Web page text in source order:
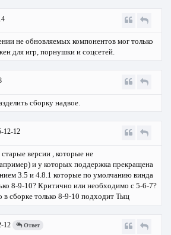
не обновляемых компонентов мог только
для игр, порнушки и соцсетей.
сборку надвое.
12-12
версии , которые не
и у которых поддержка прекращена
3.5 и 4.8.1 которые по умолчанию винда
8-9-10? Критично или необходимо с 5-6-7?
в сборке только 8-9-10 подходит Тыц
12 Ответ